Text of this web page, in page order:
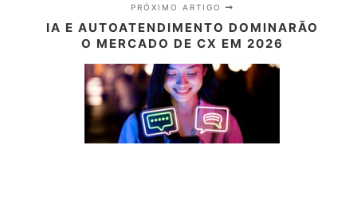
PRÓXIMO ARTIGO
IA E AUTOATENDIMENTO DOMINARÃO
O MERCADO DE CX EM 2026